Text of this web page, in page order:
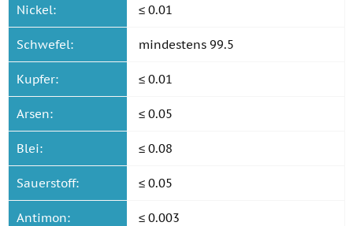
Nickel: ≤ 0.01
Schwefel: mindestens 99.5
Kupfer: ≤ 0.01
Arsen: ≤ 0.05
Blei: ≤ 0.08
Sauerstoff: ≤ 0.05
Antimon: ≤ 0.003